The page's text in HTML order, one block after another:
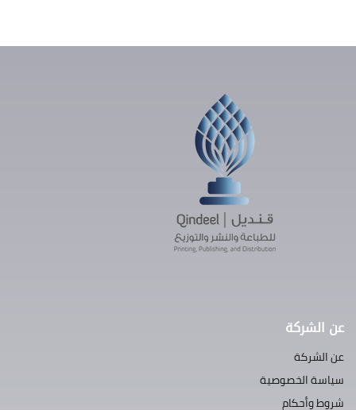
عن الشركة
عن الشركة
سياسة الخصوصية
شروط وأحكام